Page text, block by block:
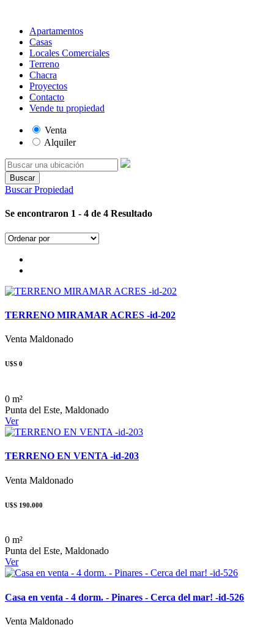
Apartamentos
Casas
Locales Comerciales
Terreno
Chacra
Proyectos
Contacto
Vende tu propiedad
Venta
Alquiler
Buscar
Buscar Propiedad
Se encontraron 1 - 4 de 4 Resultado
TERRENO MIRAMAR ACRES -id-202
Venta Maldonado
U$S 0
0 m²
Punta del Este, Maldonado
Ver
TERRENO EN VENTA -id-203
Venta Maldonado
U$S 190.000
0 m²
Punta del Este, Maldonado
Ver
Casa en venta - 4 dorm. - Pinares - Cerca del mar! -id-526
Venta Maldonado